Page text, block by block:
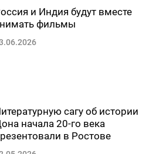
и Индия будут вместе
фильмы
сагу об истории
начала 20-го века
в Ростове